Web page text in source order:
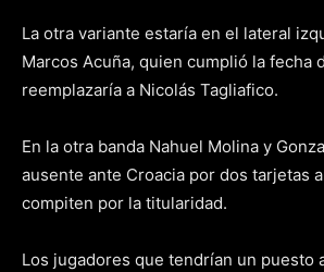
La otra variante estaría en el lateral
Marcos Acuña, quien cumplió la fecha
reemplazaría a Nicolás Tagliafico.
En la otra banda Nahuel Molina y
ausente ante Croacia por dos tarjetas
compiten por la titularidad.
Los jugadores que tendrían un puesto